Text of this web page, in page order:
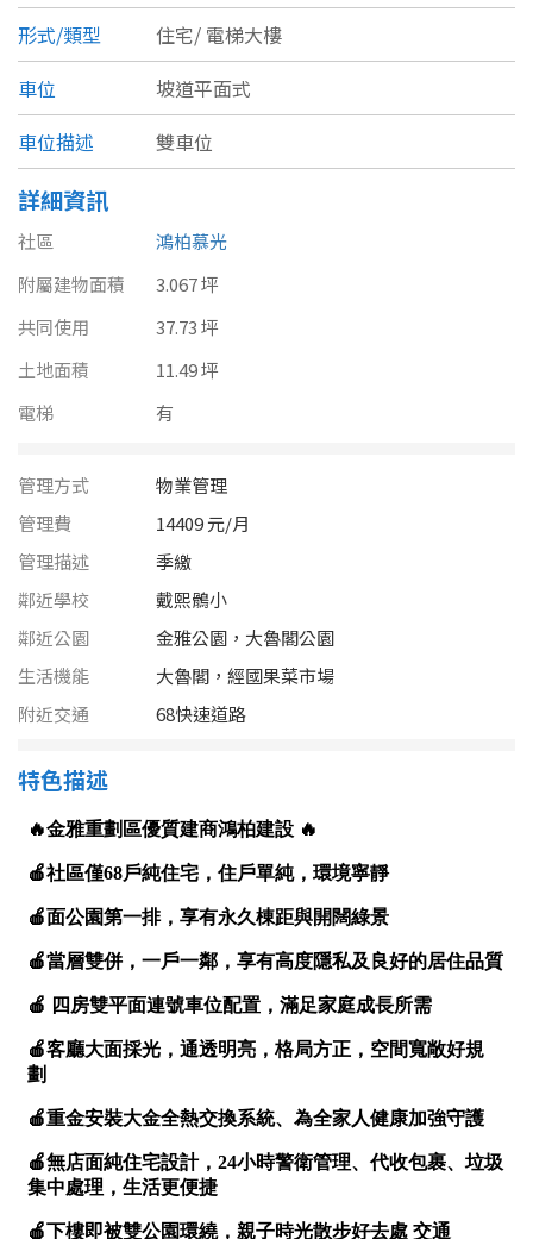
苗栗縣
台中市
彰化縣
南投縣
雲林縣
嘉義市
嘉義縣
澎湖縣
屏東縣
台東縣
金門連江
農舍 辦公 店面 工廠
坪數
不拘
40~50 坪
~
樓層
不拘
地下室
1樓
3樓
5~10樓
~ 樓
格局
2房 3房
形式/類型
住宅/ 電梯大樓
車位
坡道平面式
車位描述
雙車位
詳細資訊
社區
鴻柏慕光
附屬建物面積
3.067 坪
共同使用
37.73 坪
土地面積
11.49 坪
電梯
有
管理方式
物業管理
管理費
14409 元/月
管理描述
季繳
鄰近學校
戴熙鶻小
鄰近公園
金雅公園，大魯閣公園
生活機能
大魯閣，經國果菜市場
附近交通
68快速道路
特色描述